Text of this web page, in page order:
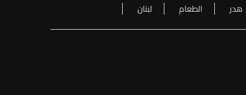
هدر الطعام لبنان